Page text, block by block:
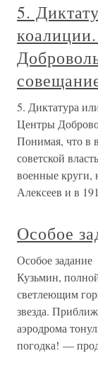
5.
5. Диктатура
Центры
Понимая, что в
советской
военные круги,
Алексеев и в
Особое
Особое
Кузьмин,
светлеющим
звезда.
аэродрома
погодка! —